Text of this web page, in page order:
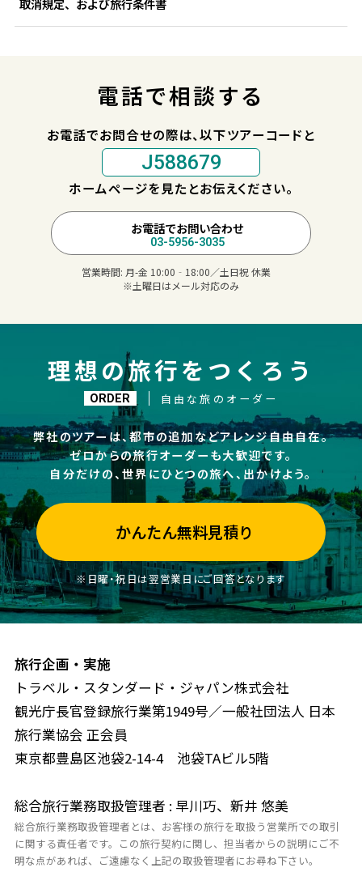
取消規定、および旅行条件書
電話で相談する
お電話でお問合せの際は、以下ツアーコードと
J588679
ホームページを見たとお伝えください。
お電話でお問い合わせ
03-5956-3035
営業時間: 月-金 10:00‐18:00／土日祝 休業
※土曜日はメール対応のみ
理想の旅行をつくろう
ORDER 自由な旅のオーダー
弊社のツアーは、都市の追加などアレンジ自由自在。
ゼロからの旅行オーダーも大歓迎です。
自分だけの、世界にひとつの旅へ、出かけよう。
かんたん無料見積り
※日曜・祝日は翌営業日にご回答となります
旅行企画・実施
トラベル・スタンダード・ジャパン株式会社
観光庁長官登録旅行業第1949号／一般社団法人 日本
旅行業協会 正会員
東京都豊島区池袋2-14-4 池袋TAビル5階
総合旅行業務取扱管理者 : 早川巧、新井 悠美
総合旅行業務取扱管理者とは、お客様の旅行を取扱う営業所での取引
に関する責任者です。この旅行契約に関し、担当者からの説明にご不
明な点があれば、ご遠慮なく上記の取扱管理者にお尋ね下さい。